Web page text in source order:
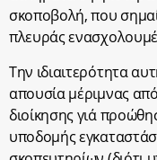
σκοποβολή, που
πλευράς
Την ιδιαιτερότητα
απουσία μέριμνας
διοίκησης γιά
υποδομής